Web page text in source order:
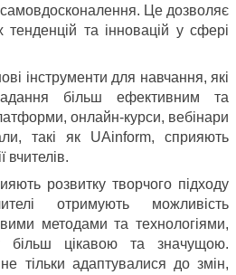
самовдосконалення. Це дозволяє
тенденцій та інновацій у сфері
інструменти для навчання, які
більш ефективним та
онлайн-курси, вебінари
такі як UAinform, сприяють
вчителів.
розвитку творчого підходу
отримують можливість
методами та технологіями,
цікавою та значущою.
тільки адаптувалися до змін,